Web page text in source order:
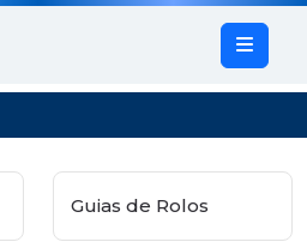
Guias de Rolos